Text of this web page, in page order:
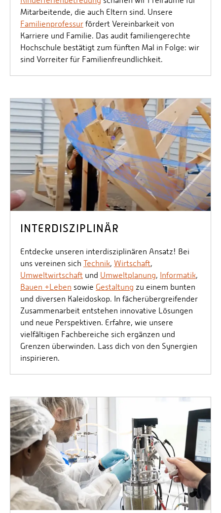
Mitarbeitende, die auch Eltern sind. Unsere
Familienprofessur fördert Vereinbarkeit von
Karriere und Familie. Das audit familiengerechte
Hochschule bestätigt zum fünften Mal in Folge: wir
sind Vorreiter für Familienfreundlichkeit.
INTERDISZIPLINÄR
Entdecke unseren interdisziplinären Ansatz! Bei
uns vereinen sich Technik, Wirtschaft,
Umweltwirtschaft und Umweltplanung, Informatik,
Bauen +Leben sowie Gestaltung zu einem bunten
und diversen Kaleidoskop. In fächerübergreifender
Zusammenarbeit entstehen innovative Lösungen
und neue Perspektiven. Erfahre, wie unsere
vielfältigen Fachbereiche sich ergänzen und
Grenzen überwinden. Lass dich von den Synergien
inspirieren.